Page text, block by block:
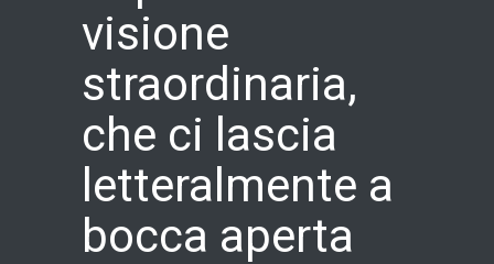
visione
straordinaria,
che ci lascia
letteralmente a
bocca aperta